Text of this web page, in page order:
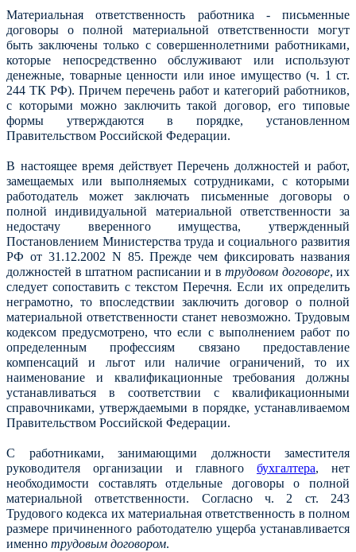
Материальная ответственность работника - письменные
договоры о полной материальной ответственности могут
быть заключены только с совершеннолетними работниками,
которые непосредственно обслуживают или используют
денежные, товарные ценности или иное имущество (ч. 1 ст.
244 ТК РФ). Причем перечень работ и категорий работников,
с которыми можно заключить такой договор, его типовые
формы утверждаются в порядке, установленном
Правительством Российской Федерации.
В настоящее время действует Перечень должностей и работ,
замещаемых или выполняемых сотрудниками, с которыми
работодатель может заключать письменные договоры о
полной индивидуальной материальной ответственности за
недостачу вверенного имущества, утвержденный
Постановлением Министерства труда и социального развития
РФ от 31.12.2002 N 85. Прежде чем фиксировать названия
должностей в штатном расписании и в трудовом договоре, их
следует сопоставить с текстом Перечня. Если их определить
неграмотно, то впоследствии заключить договор о полной
материальной ответственности станет невозможно. Трудовым
кодексом предусмотрено, что если с выполнением работ по
определенным профессиям связано предоставление
компенсаций и льгот или наличие ограничений, то их
наименование и квалификационные требования должны
устанавливаться в соответствии с квалификационными
справочниками, утверждаемыми в порядке, устанавливаемом
Правительством Российской Федерации.
С работниками, занимающими должности заместителя
руководителя организации и главного бухгалтера, нет
необходимости составлять отдельные договоры о полной
материальной ответственности. Согласно ч. 2 ст. 243
Трудового кодекса их материальная ответственность в полном
размере причиненного работодателю ущерба устанавливается
именно трудовым договором.